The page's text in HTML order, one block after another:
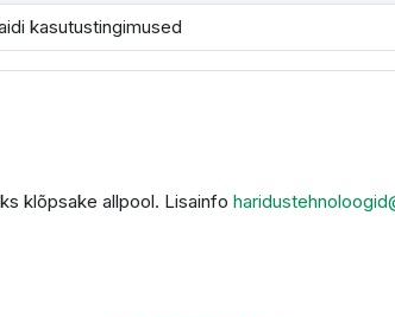
kasutustingimused
klõpsake allpool. Lisainfo